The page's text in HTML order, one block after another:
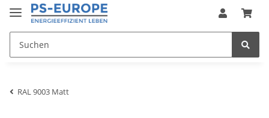
RAL 9003 Matt